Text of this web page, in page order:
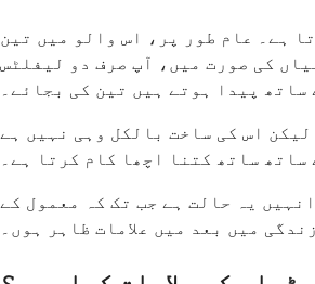
ہے۔ عام طور پر، اس والو میں تین
کی صورت میں، آپ صرف دو لیفلٹس
ساتھ پیدا ہوتے ہیں تین کی بجائے۔
اس کی ساخت بالکل وہی نہیں ہے
ساتھ کتنا اچھا کام کرتا ہے۔
یہ حالت ہے جب تک کہ معمول کے
میں بعد میں علامات ظاہر ہوں۔